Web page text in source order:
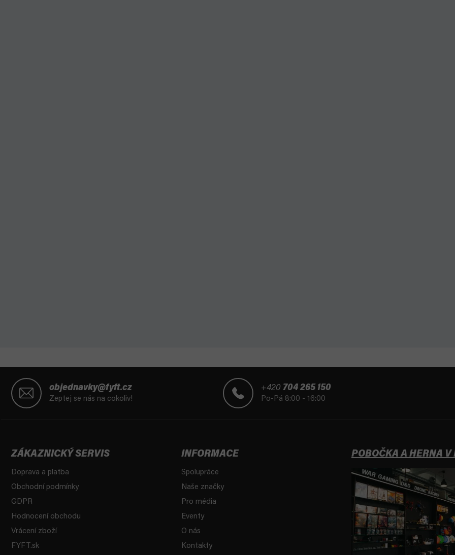
objednavky@fyft.cz
Zeptej se nás na cokoliv!
+420 704 265 150
Po-Pá 8:00 - 16:00
ZÁKAZNICKÝ SERVIS
Doprava a platba
Obchodní podmínky
GDPR
Hodnocení obchodu
Vrácení zboží
FYFT.sk
INFORMACE
Spolupráce
Naše značky
Pro média
Eventy
O nás
Kontakty
POBOČKA A HERNA V